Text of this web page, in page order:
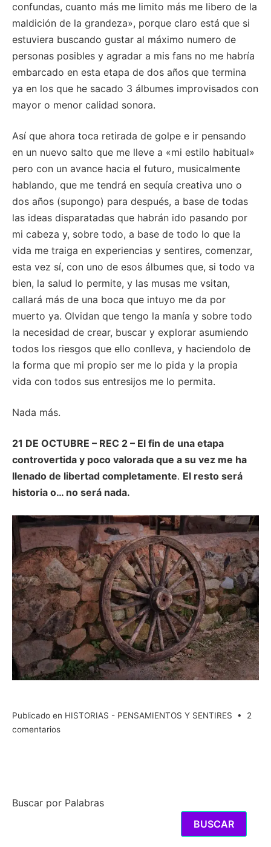
confundas, cuanto más me limito más me libero de la
maldición de la grandeza», porque claro está que si
estuviera buscando gustar al máximo numero de
personas posibles y agradar a mis fans no me habría
embarcado en esta etapa de dos años que termina
ya en los que he sacado 3 álbumes improvisados con
mayor o menor calidad sonora.
Así que ahora toca retirada de golpe e ir pensando
en un nuevo salto que me lleve a «mi estilo habitual»
pero con un avance hacia el futuro, musicalmente
hablando, que me tendrá en sequía creativa uno o
dos años (supongo) para después, a base de todas
las ideas disparatadas que habrán ido pasando por
mi cabeza y, sobre todo, a base de todo lo que la
vida me traiga en experiencias y sentires, comenzar,
esta vez sí, con uno de esos álbumes que, si todo va
bien, la salud lo permite, y las musas me vsitan,
callará más de una boca que intuyo me da por
muerto ya. Olvidan que tengo la manía y sobre todo
la necesidad de crear, buscar y explorar asumiendo
todos los riesgos que ello conlleva, y haciendolo de
la forma que mi propio ser me lo pida y la propia
vida con todos sus entresijos me lo permita.
Nada más.
21 DE OCTUBRE – REC 2 – El fin de una etapa
controvertida y poco valorada que a su vez me ha
llenado de libertad completamente. El resto será
historia o… no será nada.
Publicado en HISTORIAS - PENSAMIENTOS Y SENTIRES • 2
comentariosen
AMANTES
Buscar por Palabras
BUSCAR